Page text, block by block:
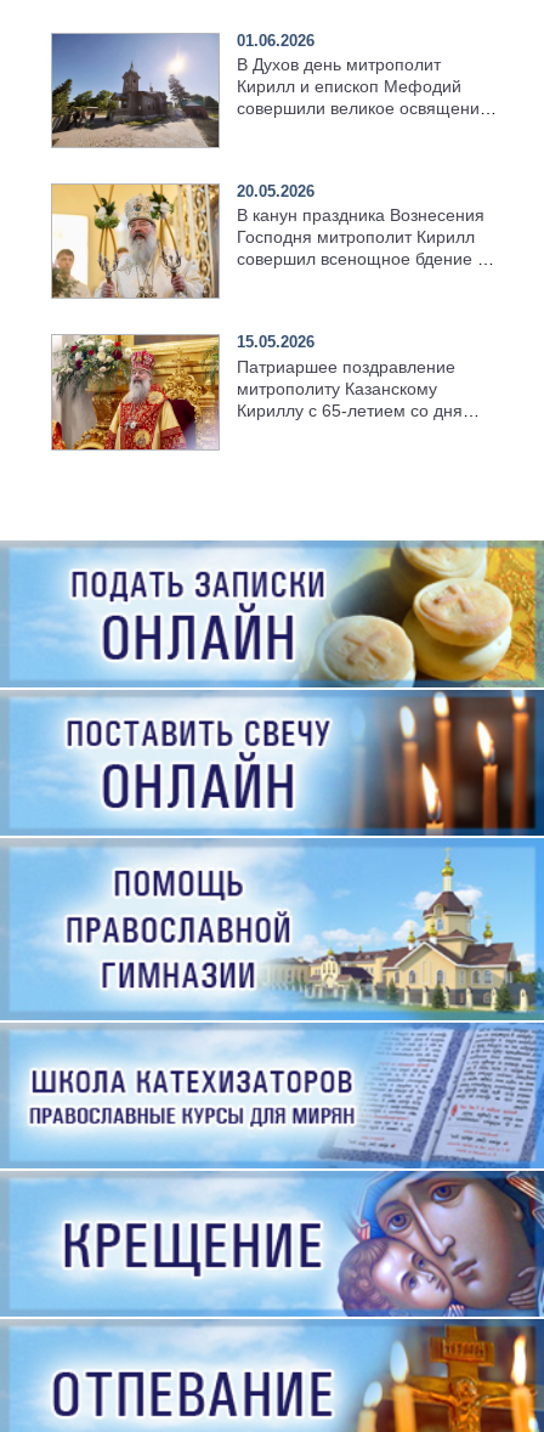
01.06.2026
В Духов день митрополит
Кирилл и епископ Мефодий
совершили великое освящение
20.05.2026
В канун праздника Вознесения
Господня митрополит Кирилл
совершил всенощное бдение в
15.05.2026
Патриаршее поздравление
митрополиту Казанскому
Кириллу с 65-летием со дня